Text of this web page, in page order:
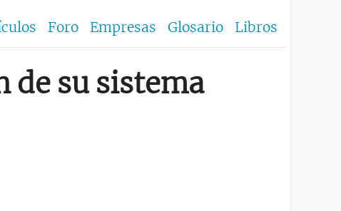
Foro Empresas Glosario Libros
de su sistema